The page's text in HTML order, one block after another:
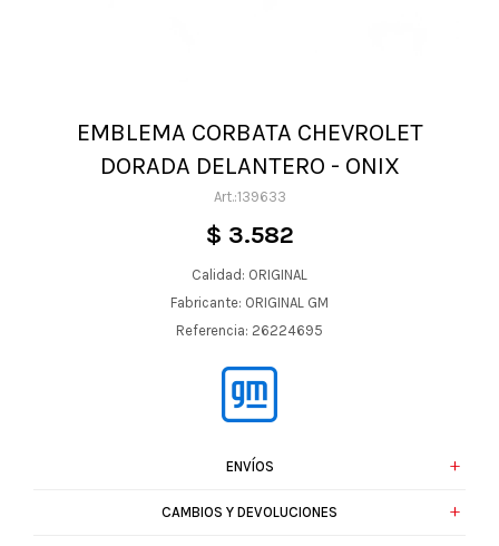
EMBLEMA CORBATA CHEVROLET
DORADA DELANTERO - ONIX
139633
$ 3.582
Calidad: ORIGINAL
Fabricante: ORIGINAL GM
Referencia: 26224695
ENVÍOS
CAMBIOS Y DEVOLUCIONES